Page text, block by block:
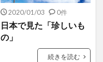
2020/01/03 0件
日本で見た「珍しいも
の」
続きを読む